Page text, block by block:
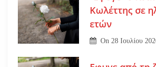
Κωλέττης σε
ετών
On 28 Ιουλίου